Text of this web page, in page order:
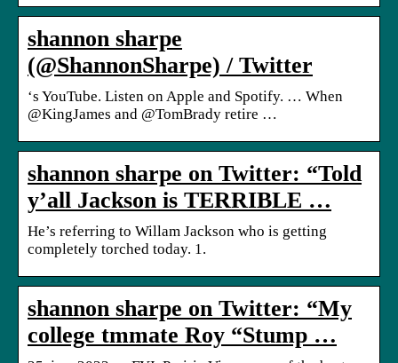
shannon sharpe
(@ShannonSharpe) / Twitter
‘s YouTube. Listen on Apple and Spotify. … When
@KingJames and @TomBrady retire …
shannon sharpe on Twitter: “Told
y’all Jackson is TERRIBLE …
He’s referring to Willam Jackson who is getting
completely torched today. 1.
shannon sharpe on Twitter: “My
college tmmate Roy “Stump …